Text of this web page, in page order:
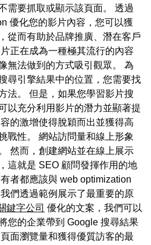
需要抓取或顯示該頁面。 透過
優化您的影片內容，您可以獲
從而有助於品牌推廣、潛在客戶
正在成為一種極其流行的內容
無法做到的方式吸引觀眾。 為
尋引擎結果中的位置，您需要找
法。 但是，如果您學習影片搜
以充分利用影片的潛力並顯著提
的激增使得脫穎而出並獲得高
戰性。 網站訪問量和線上形象
然而，創建網站並在線上展示
這就是 SEO 顧問發揮作用的地
者都應該與 web optimization
們透過範例展示了最重要的原
鍵字公司 優化的文案，我們可以
您的企業帶到 Google 搜尋結果
面瀏覽量和獲得優質訪客的最